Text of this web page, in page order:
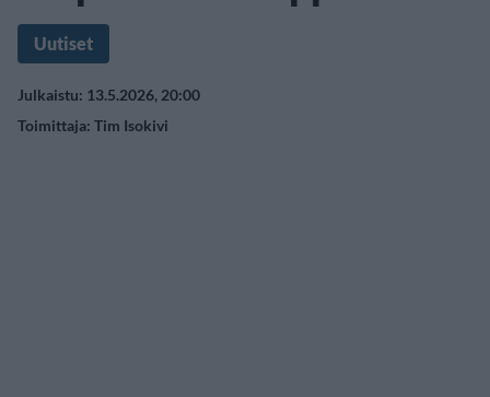
Uutiset
Julkaistu: 13.5.2026, 20:00
Toimittaja: Tim Isokivi